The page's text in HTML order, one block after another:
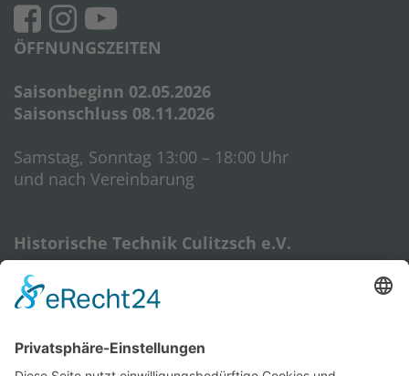
ÖFFNUNGSZEITEN
Saisonbeginn 02.05.2026
Saisonschluss 08.11.2026
Samstag, Sonntag 13:00 – 18:00 Uhr
und nach Vereinbarung
Historische Technik Culitzsch e.V.
08112 Wilkau-Haßlau‎
E-Mail:
htcverein@gmail.com